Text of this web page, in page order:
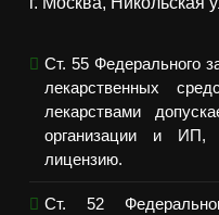
Ст. 55 Федерального
лекарственных
лекарствами
организации и ИП,
лицензию.
Ст. 52